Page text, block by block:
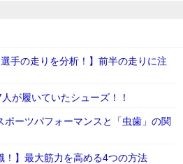
手の走りを分析！】前半の走りに注
が履いていたシューズ！！
ポーツパフォーマンスと「虫歯」の関
！】最大筋力を高める4つの方法